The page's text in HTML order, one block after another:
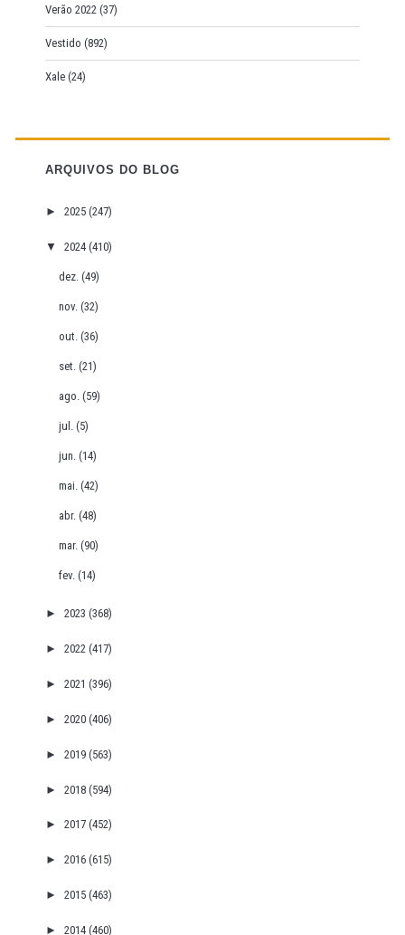
Verão 2022 (37)
Vestido (892)
Xale (24)
ARQUIVOS DO BLOG
► 2025 (247)
▼ 2024 (410)
dez.(49)
nov.(32)
out.(36)
set.(21)
ago.(59)
jul.(5)
jun.(14)
mai.(42)
abr.(48)
mar.(90)
fev.(14)
► 2023 (368)
► 2022 (417)
► 2021 (396)
► 2020 (406)
► 2019 (563)
► 2018 (594)
► 2017 (452)
► 2016 (615)
► 2015 (463)
► 2014 (460)